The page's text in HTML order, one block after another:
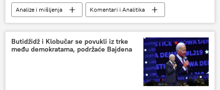
Analize i mišljenja
Komentari i Analitika
Kriza u Avganistanu
mirovni proces
mirovni sporazum
mirovni pregovori
sporazum
pregovori
Doha
Butidžidž i Klobučar se povukli iz trke
među demokratama, podržaće Bajdena